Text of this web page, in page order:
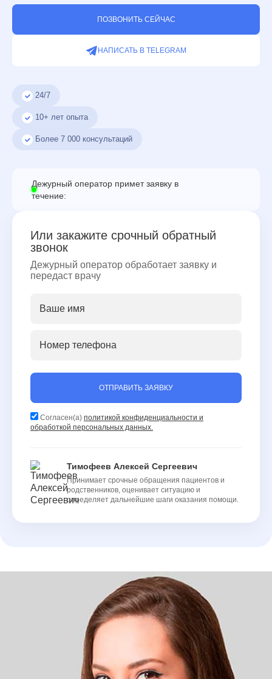
ПОЗВОНИТЬ СЕЙЧАС
НАПИСАТЬ В TELEGRAM
24/7
10+ лет опыта
Более 7 000 консультаций
Дежурный оператор примет заявку в
течение:
Или закажите срочный обратный
звонок
Дежурный оператор обработает заявку и
передаст врачу
ОТПРАВИТЬ ЗАЯВКУ
Согласен(а) политикой конфиденциальности и
обработкой персональных данных.
Тимофеев Алексей Сергеевич
Принимает срочные обращения пациентов и
родственников, оценивает ситуацию и
определяет дальнейшие шаги оказания помощи.